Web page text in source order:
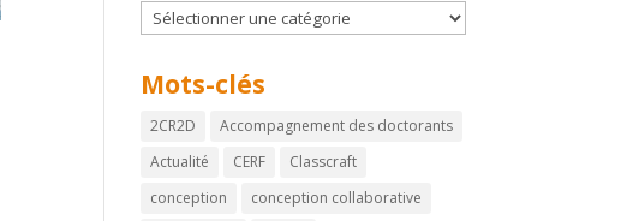
Thématiques
Mots-clés
2CR2D
Accompagnement des doctorants
Actualité
CERF
Classcraft
conception
conception collaborative